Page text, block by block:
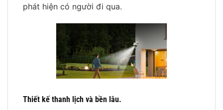
phát hiện có người đi qua.
Thiết kế thanh lịch và bền lâu.